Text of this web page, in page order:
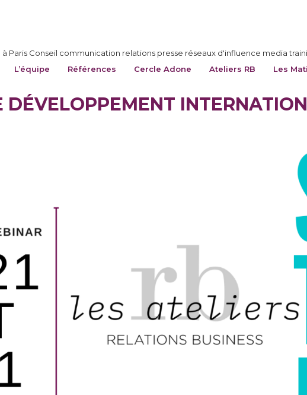
Paris Conseil communication relations presse réseaux d'influence media
L’équipe Références Cercle Adone Ateliers RB Les
DÉVELOPPEMENT